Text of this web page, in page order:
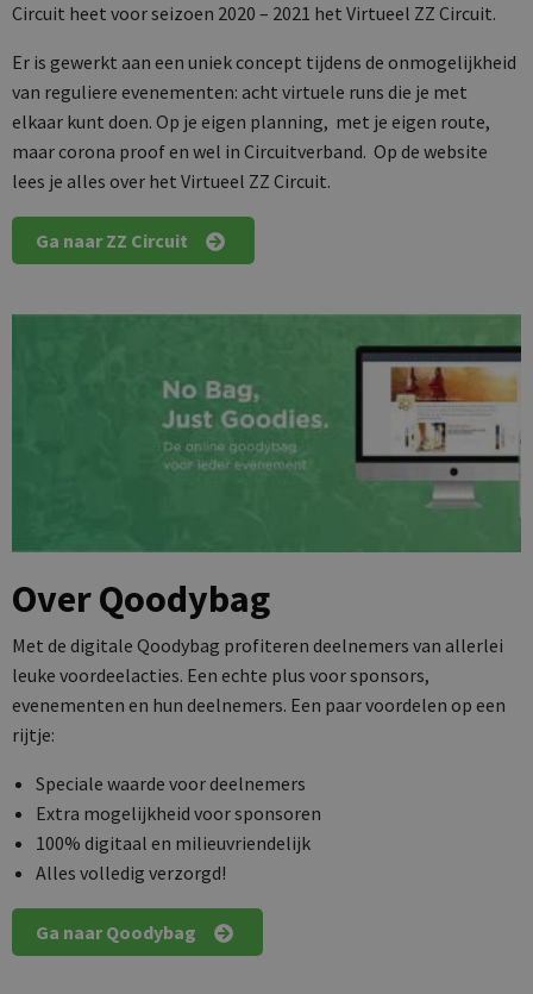
Circuit heet voor seizoen 2020 – 2021 het Virtueel ZZ Circuit.
Er is gewerkt aan een uniek concept tijdens de onmogelijkheid
van reguliere evenementen: acht virtuele runs die je met
elkaar kunt doen. Op je eigen planning, met je eigen route,
maar corona proof en wel in Circuitverband. Op de website
lees je alles over het Virtueel ZZ Circuit.
Ga naar ZZ Circuit
Over Qoodybag
Met de digitale Qoodybag profiteren deelnemers van allerlei
leuke voordeelacties. Een echte plus voor sponsors,
evenementen en hun deelnemers. Een paar voordelen op een
rijtje:
Speciale waarde voor deelnemers
Extra mogelijkheid voor sponsoren
100% digitaal en milieuvriendelijk
Alles volledig verzorgd!
Ga naar Qoodybag